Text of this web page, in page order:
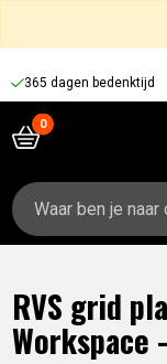
365 dagen bedenktijd
Zoeken
naar:
RVS grid
Workspace